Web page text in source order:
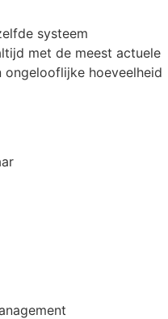
systeem
met de meest actuele
ongelooflijke hoeveelheid